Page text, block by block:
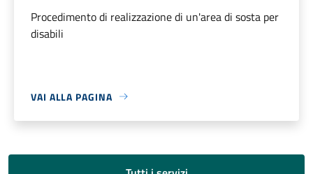
Procedimento di realizzazione di un'area di sosta per
disabili
VAI ALLA PAGINA